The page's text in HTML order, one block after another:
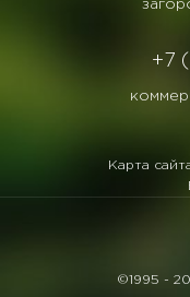
+7
Карта
©1995 -